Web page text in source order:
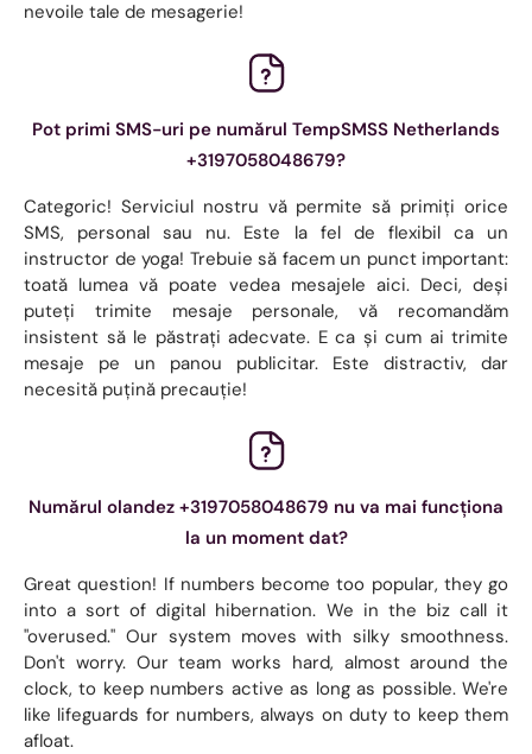
nevoile tale de mesagerie!
Pot primi SMS-uri pe numărul TempSMSS Netherlands
+3197058048679?
Categoric! Serviciul nostru vă permite să primiți orice
SMS, personal sau nu. Este la fel de flexibil ca un
instructor de yoga! Trebuie să facem un punct important:
toată lumea vă poate vedea mesajele aici. Deci, deși
puteți trimite mesaje personale, vă recomandăm
insistent să le păstrați adecvate. E ca și cum ai trimite
mesaje pe un panou publicitar. Este distractiv, dar
necesită puțină precauție!
Numărul olandez +3197058048679 nu va mai funcționa
la un moment dat?
Great question! If numbers become too popular, they go
into a sort of digital hibernation. We in the biz call it
"overused." Our system moves with silky smoothness.
Don't worry. Our team works hard, almost around the
clock, to keep numbers active as long as possible. We're
like lifeguards for numbers, always on duty to keep them
afloat.